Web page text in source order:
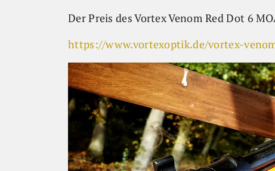
Der Preis des Vortex Venom Red Dot 6
https://www.vortexoptik.de/vortex-